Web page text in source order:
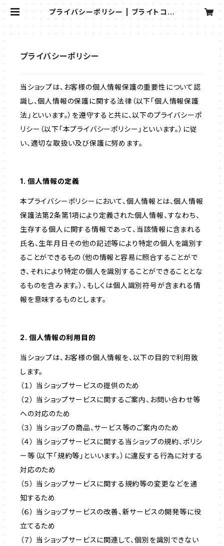
プライバシーポリシー | ブライトコン
プライバシーポリシー
当ショップは、お客様の個人情報保護の重要性について認
識し、個人情報の保護に関する法律（以下「個人情報保護
法」といいます。）を遵守すると共に、以下のプライバシーポ
リシー（以下「本プライバシーポリシー」といいます。）に従
い、適切な取扱い及び保護に努めます。
1. 個人情報の定義
本プライバシーポリシーにおいて、個人情報とは、個人情報
保護法第2条第1項により定義された個人情報、すなわち、
生存する個人に関する情報であって、当該情報に含まれる
氏名、生年月日その他の記述等により特定の個人を識別す
ることができるもの（他の情報と容易に照合することがで
き、それにより特定の個人を識別することができることとな
るものを含みます。）、もしくは個人識別符号が含まれる情
報を意味するものとします。
2. 個人情報の利用目的
当ショップは、お客様の個人情報を、以下の目的で利用致
します。
（１） 当ショップサービスの提供のため
（２） 当ショップサービスに関するご案内、お問い合わせ等
への対応のため
（３） 当ショップの商品、サービス等のご案内のため
（４） 当ショップサービスに関する当ショップの規約、ポリシ
ー等（以下「規約等」といいます。）に違反する行為に対する
対応のため
（５） 当ショップサービスに関する規約等の変更などを通
知するため
（６） 当ショップサービスの改善、新サービスの開発等に役
立てるため
（７） 当ショップサービスに関連して、個別を識別できない